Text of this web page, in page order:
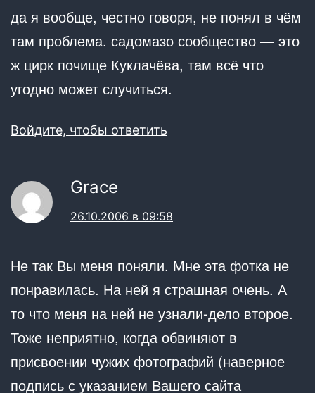
да я вообще, честно говоря, не понял в чём
там проблема. садомазо сообщество — это
ж цирк почище Куклачёва, там всё что
угодно может случиться.
Войдите, чтобы ответить
Grace
26.10.2006 в 09:58
Не так Вы меня поняли. Мне эта фотка не
понравилась. На ней я страшная очень. А
то что меня на ней не узнали-дело второе.
Тоже неприятно, когда обвиняют в
присвоении чужих фотографий (наверное
подпись с указанием Вашего сайта